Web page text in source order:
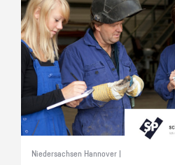
Niedersachsen Hannover |